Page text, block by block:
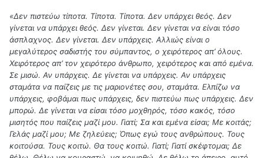
«Δεν πιστεύω τίποτα. Τίποτα. Τίποτα. Δεν υπάρχει θεός. Δεν
γίνεται να υπάρχει θεός. Δεν γίνεται. Δεν γίνεται να είναι τόσο
άσπλαχνος. Δεν γίνεται. Δεν υπάρχεις. Αλλιώς είναι ο
μεγαλύτερος σαδιστής του σύμπαντος, ο χειρότερος απ’ όλους.
Χειρότερος απ’ τον χειρότερο άνθρωπο, χειρότερος και από εμένα.
Σε μισώ. Αν υπάρχεις. Δε γίνεται να υπάρχεις. Αν υπάρχεις
σταμάτα να παίζεις με τις μαριονέτες σου, σταμάτα. Ελπίζω να
υπάρχεις, φοβάμαι πως υπάρχεις, δεν πιστεύω πως υπάρχεις. Δεν
μπορώ. Δε γίνεται να είσαι τόσο μοχθηρός, τόσο κακός, τόσο
μισητός που παίζεις μαζί μου. Γιατί; Σα και εμένα είσαι; Με κοιτάς;
Γελάς μαζί μου; Με ζηλεύεις; Όπως εγώ τους ανθρώπους. Τους
κοιτούσα. Τους κοιτώ. Θα τους κοιτώ. Γιατί; Γιατί σκέφτομαι; Δε